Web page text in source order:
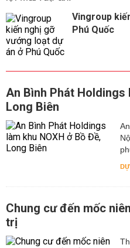
Vingroup
Phú Quốc
An Bình Phát Holdings
Long Biên
Chung cư đến mốc
trị